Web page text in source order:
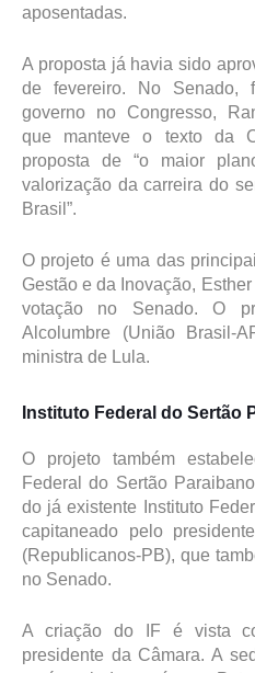
aposentadas.
A proposta já havia sido
de fevereiro. No
governo no Congresso,
que manteve o texto da
proposta de “o maior
valorização da carreira do
Brasil”.
O projeto é uma das
Gestão e da Inovação,
votação no Senado. O
Alcolumbre (União Brasil-
ministra de Lula.
Instituto Federal do Sertão
O projeto também
Federal do Sertão
do já existente Instituto
capitaneado pelo
(Republicanos-PB), que
no Senado.
A criação do IF é vista
presidente da Câmara. A